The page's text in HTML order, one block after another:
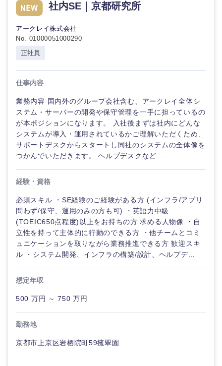
近畿地方
大阪府
奈良県 和歌山県
社内SE｜京都研究所
アークレイ株式会社
No. 01000051000290
正社員
仕事内容
業務内容 国内外のグループ会社含む、アークレイ全体シ
ステム・サーバーの開発や保守管理を一手に担っているの
が本ポジションになります。 入社後まずは社内にどんな
システムが導入・運用されているかご理解いただくため、
サポートデスクからスタートし同社のシステムの全体像を
つかんでいただきます。 ヘルプデスクなど...
経験・資格
必須スキル ・SE経験のご経験がある方 (インフラ/アプリ
問わず/保守、運用のみの方も可) ・英語力中級
(TOEIC650点程度)以上をお持ちの方 求める人物像 ・自
立性を持って主体的に行動のできる方 ・他チームとコミ
ュニケーションを取りながら業務推進できる方 歓迎スキ
ル ・システム開発、インフラの構築/設計、ヘルプデ...
想定年収
500 万円 ～ 750 万円
勤務地
京都市上京区岩栖院町59擁翠園